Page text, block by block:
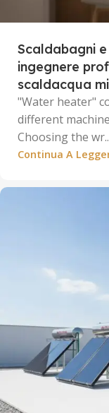
Scaldabagni
ingegnere
scaldacqua
"Water heater"
different
Choosing the
Continua A